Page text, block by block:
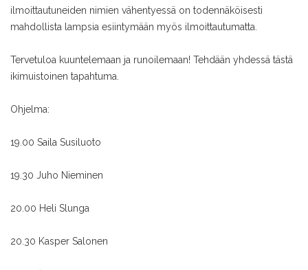
ilmoittautuneiden nimien vähentyessä on todennäköisesti
mahdollista lampsia esiintymään myös ilmoittautumatta.
Tervetuloa kuuntelemaan ja runoilemaan! Tehdään yhdessä tästä
ikimuistoinen tapahtuma.
Ohjelma:
19.00 Saila Susiluoto
19.30 Juho Nieminen
20.00 Heli Slunga
20.30 Kasper Salonen